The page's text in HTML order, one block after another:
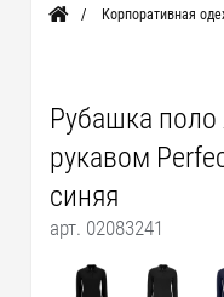
Главная Корпоративная
Рубашка
рукавом
синяя
арт. 02083241